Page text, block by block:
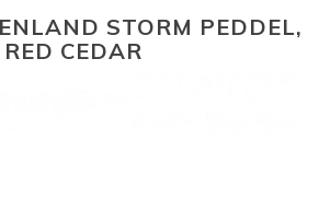
STORM PEDDEL,
RED CEDAR